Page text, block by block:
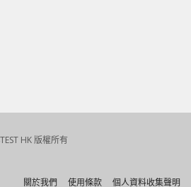
HK 版權所有
關於我們 使用條款 個人資料收集聲明